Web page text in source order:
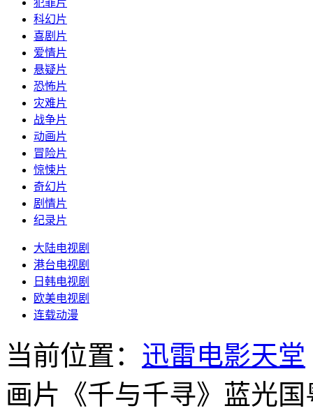
犯罪片
科幻片
喜剧片
爱情片
悬疑片
恐怖片
灾难片
战争片
动画片
冒险片
惊悚片
奇幻片
剧情片
纪录片
大陆电视剧
港台电视剧
日韩电视剧
欧美电视剧
连载动漫
当前位置： 迅雷电影天堂
画片《千与千寻》蓝光